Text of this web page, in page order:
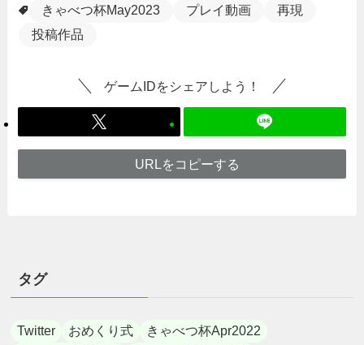
きゃべつ杯May2023
プレイ動画
再現
投稿作品
ゲームIDをシェアしよう！
URLをコピーする
タグ
Twitter おめくり式
きゃべつ杯Apr2022